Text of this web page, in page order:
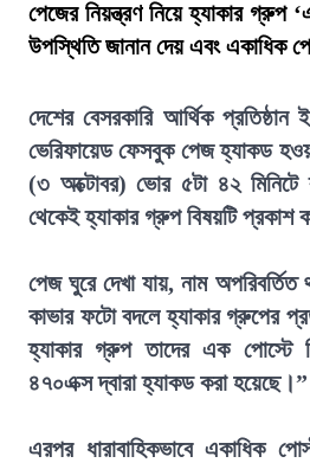
পেজের নিয়ন্ত্রণ নিয়ে হ্যাকার গ্রুপ
উপস্থিতি জানান দেয় এবং একাধিক
দেশের বেসরকারি আর্থিক প্রতিষ্ঠান
ভেরিফায়েড ফেসবুক পেজ হ্যাকড
(৩ অক্টোবর) ভোর ৫টা ৪২ মিনিটে
থেকেই হ্যাকার গ্রুপ বিষয়টি প্রকাশ
পেজ ঘুরে দেখা যায়, নাম
কাভার ফটো বদলে হ্যাকার গ্রুপের
হ্যাকার গ্রুপ তাদের এক পোস্টে
৪৭০এক্স দ্বারা হ্যাকড করা হয়েছে।”
এরপর ধারাবাহিকভাবে একাধিক